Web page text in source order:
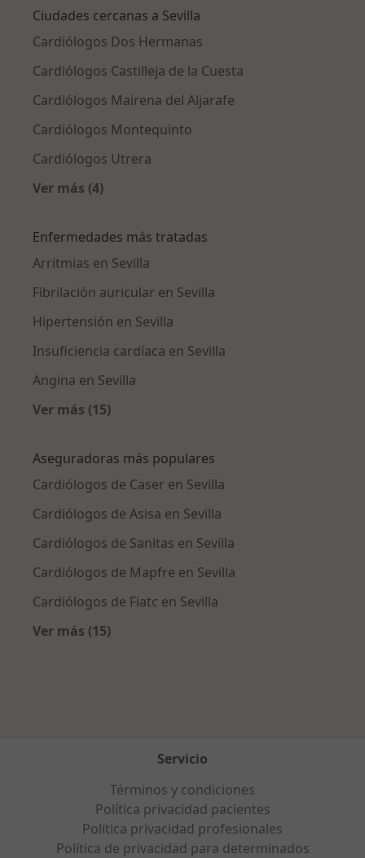
Ciudades cercanas a Sevilla
Cardiólogos Dos Hermanas
Cardiólogos Castilleja de la Cuesta
Cardiólogos Mairena del Aljarafe
Cardiólogos Montequinto
Cardiólogos Utrera
Ver más (4)
Enfermedades más tratadas
Arritmias en Sevilla
Fibrilación auricular en Sevilla
Hipertensión en Sevilla
Insuficiencia cardíaca en Sevilla
Angina en Sevilla
Ver más (15)
Aseguradoras más populares
Cardiólogos de Caser en Sevilla
Cardiólogos de Asisa en Sevilla
Cardiólogos de Sanitas en Sevilla
Cardiólogos de Mapfre en Sevilla
Cardiólogos de Fiatc en Sevilla
Ver más (15)
Servicio
Términos y condiciones
Política privacidad pacientes
Política privacidad profesionales
Política de privacidad para determinados